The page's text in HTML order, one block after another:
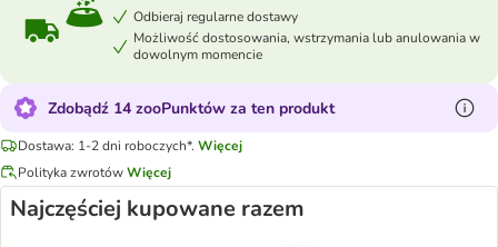
Odbieraj regularne dostawy
Możliwość dostosowania, wstrzymania lub anulowania w
dowolnym momencie
Zdobądź 14 zooPunktów za ten produkt
Dostawa: 1-2 dni roboczych*. Więcej
Polityka zwrotówWięcej
Najczęściej kupowane razem